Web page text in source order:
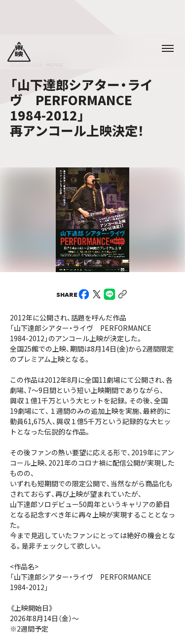
MOVIE
「山下達郎シアター・ライ
ヴ PERFORMANCE
1984-2012」
再アンコール上映決定！
SHARE
2012年に公開され、話題を呼んだ作品
「山下達郎シアター・ライヴ PERFORMANCE
1984-2012」のアンコール上映が決定した。
全国25館での上映、期間は8月14日(金)から2週間限定
のプレミアム上映となる。
この作品は2012年8月に全国11劇場にて公開され、各
劇場、7～9日間という短い上映期間でありながら、
興収１億1千万という大ヒットを記録。その後、全国
19劇場にて、１週間のみの追加上映を実施、最終的に
動員61,675人、興収１億5千万という記録的な大ヒッ
トとなった伝説的な作品。
その後ファンの熱い要望に応える形で、2019年にアン
コール上映、2021年のコロナ禍に配信公開が実現した
ものの、
いずれも短期間での限定公開で、当然ながら商品化も
されておらず、再び上映が望まれていたが、
山下達郎ソロデビュー50周年というキャリアの節目
となる記念すべき年に再々上映が実現することとなっ
た。
今まで見逃していたファンにとっては絶好の機会とな
る。是非チェックして欲しい。
<作品名>
「山下達郎シアター・ライヴ PERFORMANCE
1984-2012」
《上映開始日》
2026年8月14日（金）～
※2週間予定